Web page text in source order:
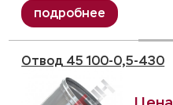
Отвод 45 100-0,5-430